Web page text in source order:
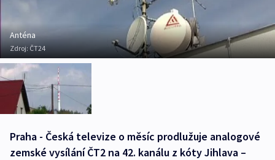
Anténa
Zdroj:ČT24
Praha - Česká televize o měsíc prodlužuje analogové
zemské vysílání ČT2 na 42. kanálu z kóty Jihlava –